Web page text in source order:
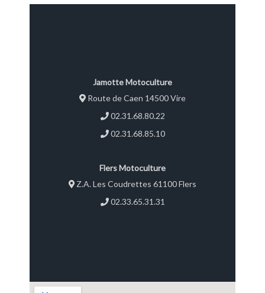
Jamotte Motoculture
Route de Caen 14500 Vire
02.31.68.80.22
02.31.68.85.10
Flers Motoculture
Z.A. Les Coudrettes 61100 Flers
02.33.65.31.31